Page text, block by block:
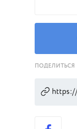
ПОДЕЛИТЬСЯ